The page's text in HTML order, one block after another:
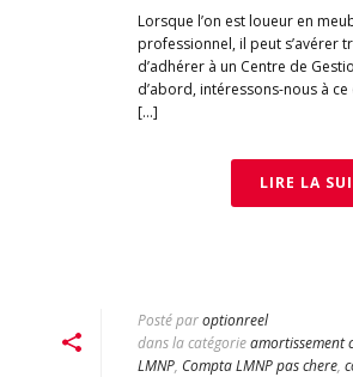
Lorsque l’on est loueur en
professionnel, il peut s’avérer
d’adhérer à un Centre de
d’abord, intéressons-nous à ce
[…]
LIRE LA
Posté paroptionreel
dans la catégorieamortissement
LMNP, Compta LMNP pas chere,